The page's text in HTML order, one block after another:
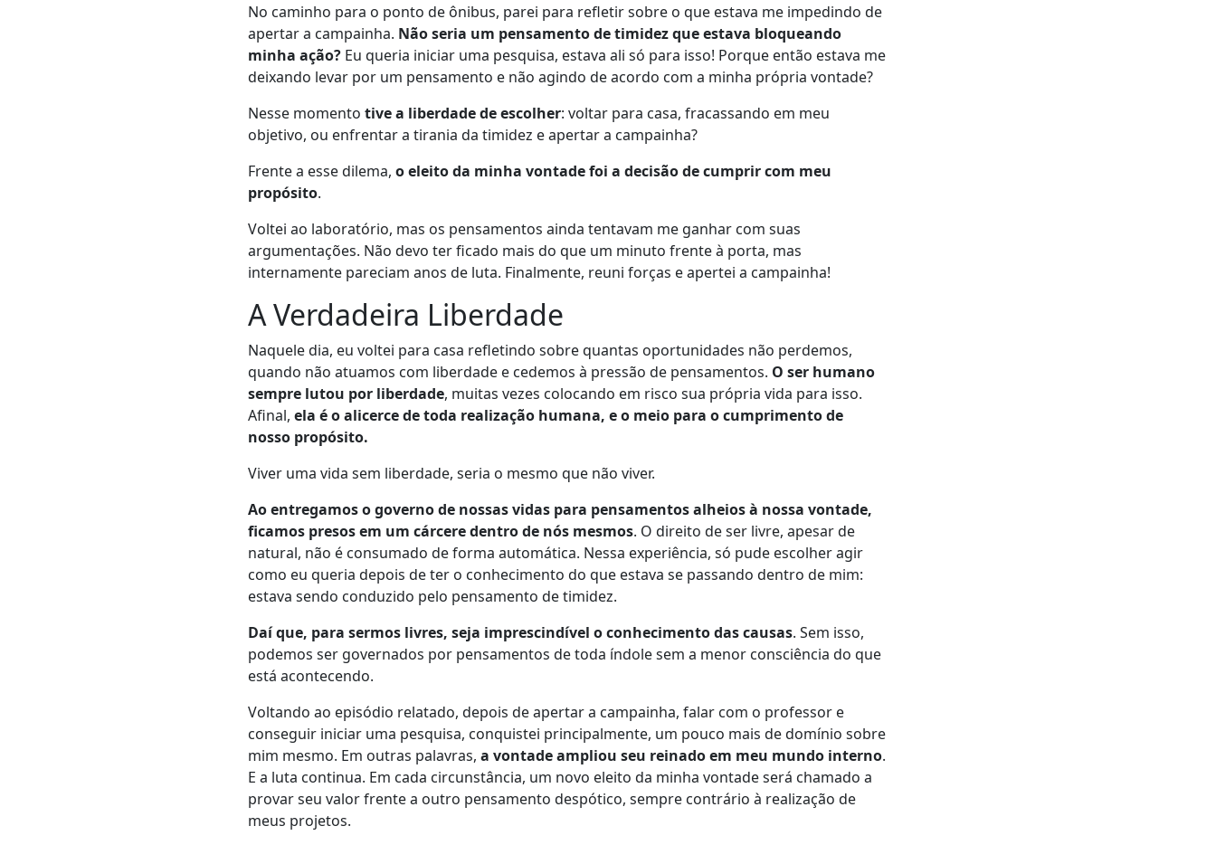
No caminho para o ponto de ônibus, parei para refletir sobre o que estava me impedindo de
apertar a campainha. Não seria um pensamento de timidez que estava bloqueando
minha ação? Eu queria iniciar uma pesquisa, estava ali só para isso! Porque então estava me
deixando levar por um pensamento e não agindo de acordo com a minha própria vontade?
Nesse momentotive a liberdade de escolher: voltar para casa, fracassando em meu
objetivo, ou enfrentar a tirania da timidez e apertar a campainha?
Frente a esse dilema,o eleito da minha vontade foi a decisão de cumprir com meu
propósito.
Voltei ao laboratório, mas os pensamentos ainda tentavam me ganhar com suas
argumentações. Não devo ter ficado mais do que um minuto frente à porta, mas
internamente pareciam anos de luta. Finalmente, reuni forças e apertei a campainha!
A Verdadeira Liberdade
Naquele dia, eu voltei para casa refletindo sobre quantas oportunidades não perdemos,
quando não atuamos com liberdade e cedemos à pressão de pensamentos. O ser humano
sempre lutou por liberdade, muitas vezes colocando em risco sua própria vida para isso.
Afinal,ela é o alicerce de toda realização humana, e o meio para o cumprimento de
nosso propósito.
Viver uma vida sem liberdade, seria o mesmo que não viver.
Ao entregamos o governo de nossas vidas para pensamentos alheios à nossa vontade,
ficamos presos em um cárcere dentro de nós mesmos. O direito de ser livre, apesar de
natural, não é consumado de forma automática. Nessa experiência, só pude escolher agir
como eu queria depois de ter o conhecimento do que estava se passando dentro de mim:
estava sendo conduzido pelo pensamento de timidez.
Daí que, para sermos livres, seja imprescindível o conhecimento das causas. Sem isso,
podemos ser governados por pensamentos de toda índole sem a menor consciência do que
está acontecendo.
Voltando ao episódio relatado, depois de apertar a campainha, falar com o professor e
conseguir iniciar uma pesquisa, conquistei principalmente, um pouco mais de domínio sobre
mim mesmo. Em outras palavras,a vontade ampliou seu reinado em meu mundo interno.
E a luta continua. Em cada circunstância, um novo eleito da minha vontade será chamado a
provar seu valor frente a outro pensamento despótico, sempre contrário à realização de
meus projetos.